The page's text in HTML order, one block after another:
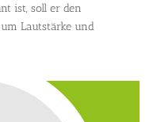
ist, soll er den
um Lautstärke und